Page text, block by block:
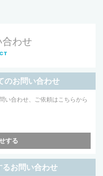
わせ
のお問い合わせ
い合わせ、ご依頼はこちらから
する
るお問い合わせ